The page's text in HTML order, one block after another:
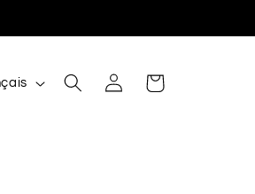
ConnexionPanier